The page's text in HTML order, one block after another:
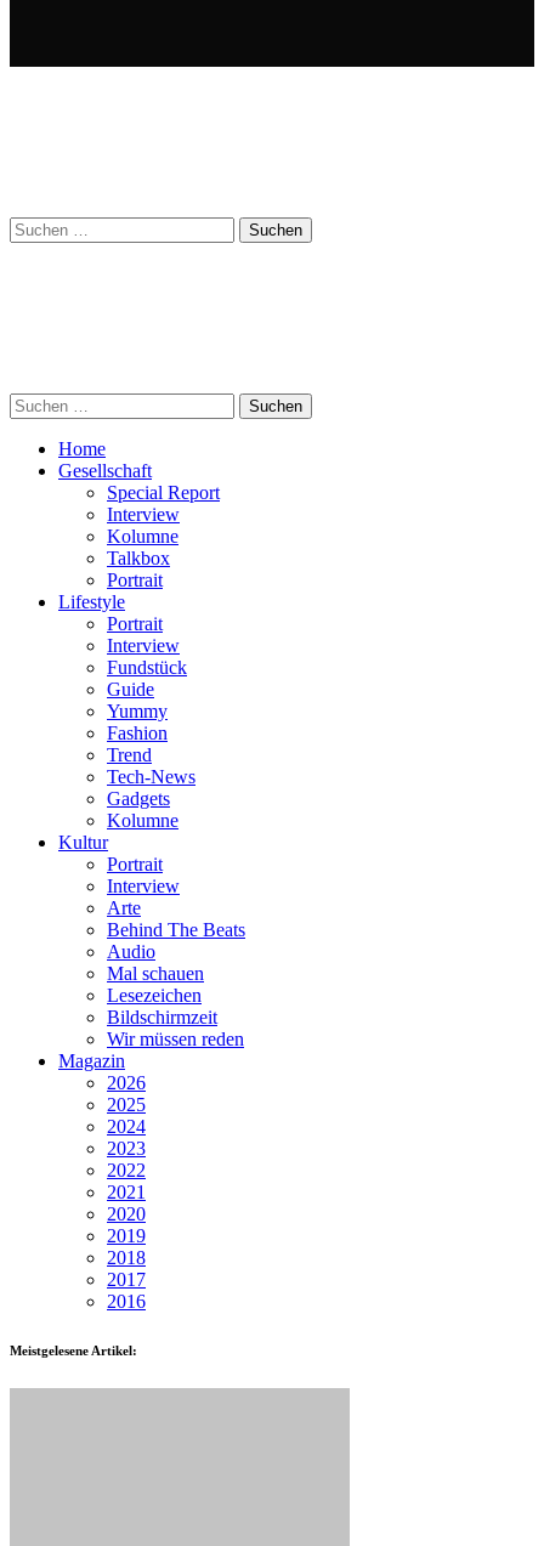
Suchen
nach:
Suchen
nach:
Home
Gesellschaft
Special Report
Interview
Kolumne
Talkbox
Portrait
Lifestyle
Portrait
Interview
Fundstück
Guide
Yummy
Fashion
Trend
Tech-News
Gadgets
Kolumne
Kultur
Portrait
Interview
Arte
Behind The Beats
Audio
Mal schauen
Lesezeichen
Bildschirmzeit
Wir müssen reden
Magazin
2026
2025
2024
2023
2022
2021
2020
2019
2018
2017
2016
Meistgelesene Artikel: